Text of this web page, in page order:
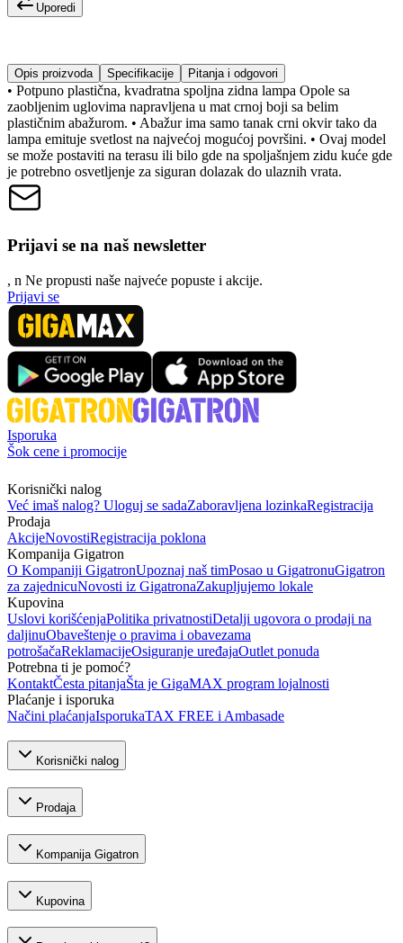
Uporedi
Opis proizvoda Specifikacije Pitanja i odgovori
• Potpuno plastična, kvadratna spoljna zidna lampa Opole sa
zaobljenim uglovima napravljena u mat crnoj boji sa belim
plastičnim abažurom. • Abažur ima samo tanak crni okvir tako da
lampa emituje svetlost na najvećoj mogućoj površini. • Ovaj model
se može postaviti na terasu ili bilo gde na spoljašnjem zidu kuće gde
je potrebno osvetljenje za siguran dolazak do ulaznih vrata.
Prijavi se na naš newsletter
, n Ne propusti naše najveće popuste i akcije.
Prijavi se
Isporuka
Šok cene i promocije
Korisnički nalog
Već imaš nalog? Uloguj se sadaZaboravljena lozinkaRegistracija
Prodaja
AkcijeNovostiRegistracija poklona
Kompanija Gigatron
O Kompaniji GigatronUpoznaj naš timPosao u GigatronuGigatron
za zajednicuNovosti iz GigatronaZakupljujemo lokale
Kupovina
Uslovi korišćenjaPolitika privatnostiDetalji ugovora o prodaji na
daljinuObaveštenje o pravima i obavezama
potrošačaReklamacijeOsiguranje uređajaOutlet ponuda
Potrebna ti je pomoć?
KontaktČesta pitanjaŠta je GigaMAX program lojalnosti
Plaćanje i isporuka
Načini plaćanjaIsporukaTAX FREE i Ambasade
Korisnički nalog
Prodaja
Kompanija Gigatron
Kupovina